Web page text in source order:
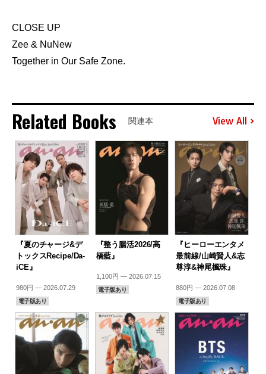
CLOSE UP
Zee & NuNew
Together in Our Safe Zone.
Related Books 関連本 View All
『夏のチャージ&デ
トックスRecipe/Da-
iCE』
980円 — 2026.07.29
電子版あり
『整う腸活2026/高
橋藍』
1,100円 — 2026.07.15
電子版あり
『ヒーローエンタメ
最前線/山崎賢人&志
尊淳&神尾楓珠』
880円 — 2026.07.08
電子版あり